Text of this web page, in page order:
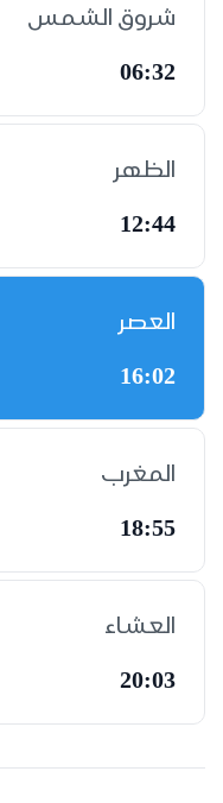
شروق الشمس
06:32
الظهر
12:44
العصر
16:02
المغرب
18:55
العشاء
20:03